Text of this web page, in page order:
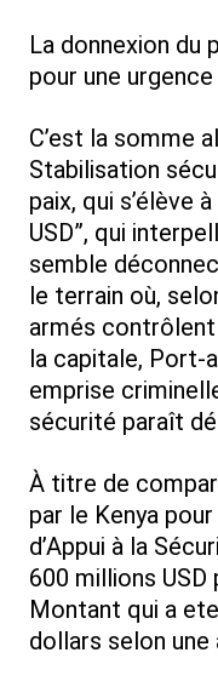
La donnexion du
pour une
C’est la somme
Stabilisation
paix, qui s’élève
USD”, qui
semble
le terrain où,
armés
la capitale, Port-
emprise
sécurité paraît
À titre de
par le Kenya
d’Appui à la
600 millions USD
Montant qui a
dollars selon une